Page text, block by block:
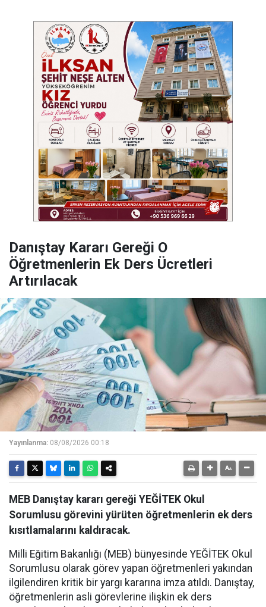
Danıştay Kararı Gereği O
Öğretmenlerin Ek Ders Ücretleri
Artırılacak
Yayınlanma: 08/08/2026 00:18
MEB Danıştay kararı gereği YEĞİTEK Okul
Sorumlusu görevini yürüten öğretmenlerin ek ders
kısıtlamalarını kaldıracak.
Milli Eğitim Bakanlığı (MEB) bünyesinde YEĞİTEK Okul
Sorumlusu olarak görev yapan öğretmenleri yakından
ilgilendiren kritik bir yargı kararına imza atıldı. Danıştay,
öğretmenlerin asli görevlerine ilişkin ek ders